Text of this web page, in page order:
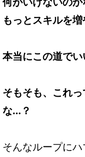
もっとスキルを
本当にこの道でい
そもそも、これ
な…？
そんなループに